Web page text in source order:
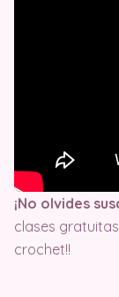
¡No olvides
clases
crochet!!